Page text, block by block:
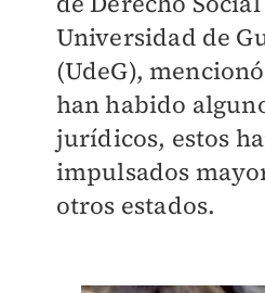
Universidad de
(UdeG),
han habido
jurídicos, estos
impulsados
otros estados.